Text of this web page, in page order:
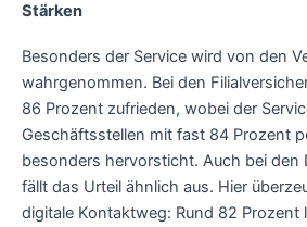
Stärken
Besonders der Service wird von den
wahrgenommen. Bei den
86 Prozent zufrieden, wobei der
Geschäftsstellen mit fast 84 Prozent
besonders hervorsticht. Auch bei den
fällt das Urteil ähnlich aus. Hier
digitale Kontaktweg: Rund 82 Prozent